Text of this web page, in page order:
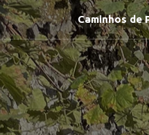
Caminhos de